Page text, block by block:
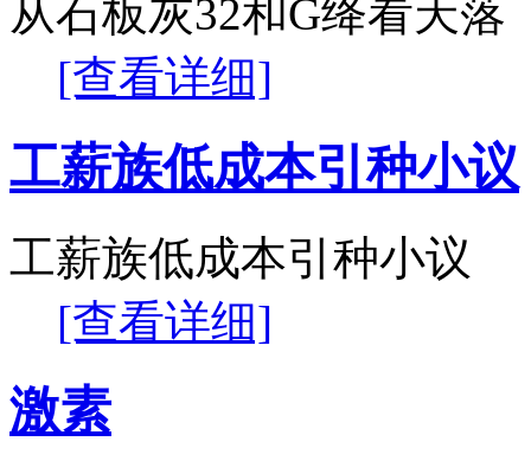
从石板灰32和G绛看天落
[查看详细]
工薪族低成本引种小议
工薪族低成本引种小议
[查看详细]
激素